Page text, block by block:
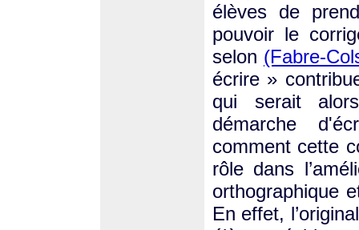
élèves de
pouvoir le
selon (Fabre-
écrire »
qui serait
démarche
comment cette
rôle dans
orthographique
En effet,